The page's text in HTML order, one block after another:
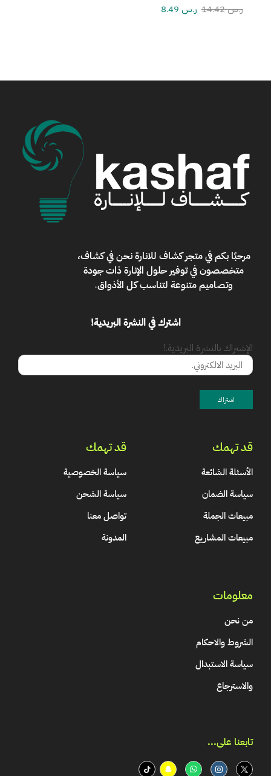
ر.س14.42 ر.س
مرحبًا بكم فيمتجر كشاف للانارةنحن في كشاف،
متخصصون في توفير حلول الإنارة ذات جودة
وتصاميم متنوعة لتناسب كل الأذواق.
اشترك في النشرة البريدية!
الإشتراك بالنشرة البريدية.!
قد تهمك
الأسئلة الشائعة
سياسة الضمان
مبيعات الجملة
مبيعات المشاريع
قد تهمك
سياسة الخصوصية
سياسة الشحن
تواصل معنا
المدونة
معلومات
من نحن
الشروط والاحكام
سياسة الاستبدال
والاسترجاع
تابعنا على...​